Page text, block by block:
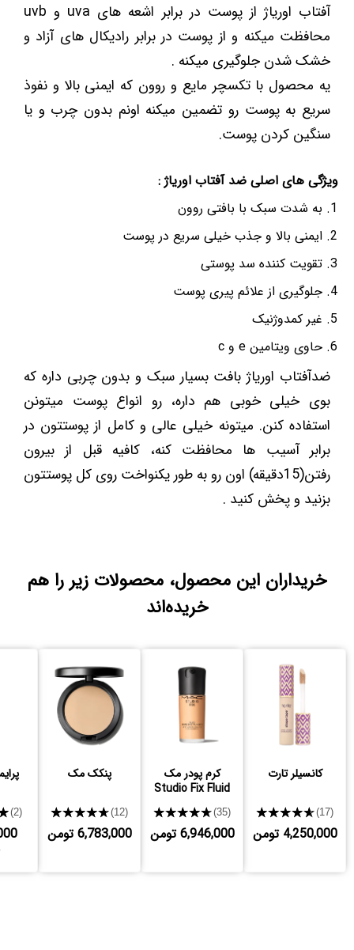
آفتاب اوریاژ از پوست در برابر اشعه های uva و uvb
محافظت میکنه و از پوست در برابر رادیکال های آزاد و
خشک شدن جلوگیری میکنه .
یه محصول با تکسچر مایع و روون که ایمنی بالا و نفوذ
سریع به پوست رو تضمین میکنه اونم بدون چرب و یا
سنگین کردن پوست.
ویژگی های اصلی ضد آفتاب اوریاژ :
به شدت سبک با بافتی روون
ایمنی بالا و جذب خیلی سریع در پوست
تقویت کننده سد پوستی
جلوگیری از علائم پیری پوست
غیر کمدوژنیک
حاوی ویتامین e و c
ضدآفتاب اوریاژ بافت بسیار سبک و بدون چربی داره که
بوی خیلی خوبی هم داره، رو انواع پوست میتونن
استفاده کنن. میتونه خیلی عالی و کامل از پوستتون در
برابر آسیب ها محافظت کنه، کافیه قبل از بیرون
رفتن(15دقیقه) اون رو به طور یکنواخت روی کل پوستتون
بزنید و پخش کنید .
خریداران این محصول، محصولات زیر را هم
خریده‌اند
کانسیلر تارت
★★★★★(17)
4,250,000 تومن
کرم پودر مک
Studio Fix Fluid
★★★★★(35)
6,946,000 تومن
پنکک مک
★★★★★(12)
6,783,000 تومن
(2)